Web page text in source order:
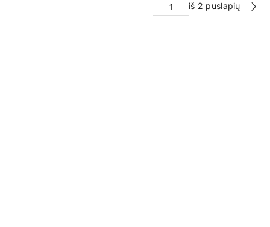
iš 2 puslapių